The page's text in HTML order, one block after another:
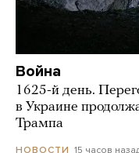
Война
1625-й день.
в Украине
Трампа
НОВОСТИ 15 часов